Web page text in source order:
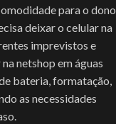
para o dono
deixar o celular na
imprevistos e
netshop em águas
bateria, formatação,
as necessidades